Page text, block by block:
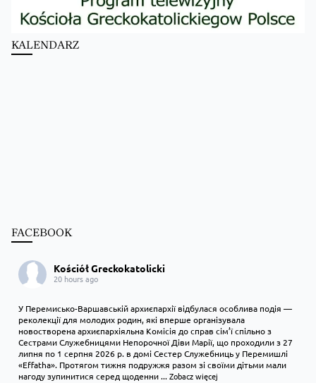
KALENDARZ
FACEBOOK
Kościół Greckokatolicki
20 hours ago
У Перемисько-Варшавській архиєпархії відбулася особлива подія —
реколекції для молодих родин, які вперше організувала
новостворена архиєпархіяльна Комісія до справ сім’ї спільно з
Сестрами Служебницями Непорочної Діви Марії, що проходили з 27
липня по 1 серпня 2026 р. в домі Сестер Служебниць у Перемишлі
«Effatha». Протягом тижня подружжя разом зі своїми дітьми мали
нагоду зупинитися серед щоденни...Zobacz więcej